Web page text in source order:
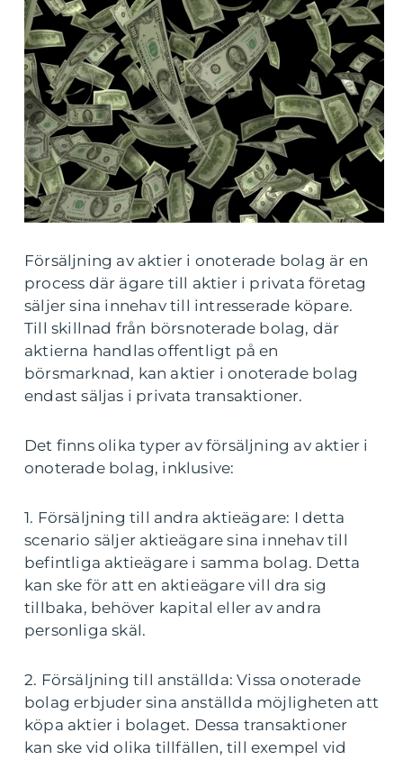
Försäljning av aktier i onoterade bolag är en
process där ägare till aktier i privata företag
säljer sina innehav till intresserade köpare.
Till skillnad från börsnoterade bolag, där
aktierna handlas offentligt på en
börsmarknad, kan aktier i onoterade bolag
endast säljas i privata transaktioner.
Det finns olika typer av försäljning av aktier i
onoterade bolag, inklusive:
1. Försäljning till andra aktieägare: I detta
scenario säljer aktieägare sina innehav till
befintliga aktieägare i samma bolag. Detta
kan ske för att en aktieägare vill dra sig
tillbaka, behöver kapital eller av andra
personliga skäl.
2. Försäljning till anställda: Vissa onoterade
bolag erbjuder sina anställda möjligheten att
köpa aktier i bolaget. Dessa transaktioner
kan ske vid olika tillfällen, till exempel vid